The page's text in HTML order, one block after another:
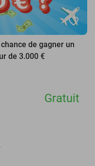
favorite_border
de gagner un
de 3.000 €
Gratuit